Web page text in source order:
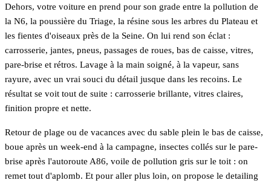
Dehors, votre voiture en prend pour son grade entre la pollution de
la N6, la poussière du Triage, la résine sous les arbres du Plateau et
les fientes d'oiseaux près de la Seine. On lui rend son éclat :
carrosserie, jantes, pneus, passages de roues, bas de caisse, vitres,
pare-brise et rétros. Lavage à la main soigné, à la vapeur, sans
rayure, avec un vrai souci du détail jusque dans les recoins. Le
résultat se voit tout de suite : carrosserie brillante, vitres claires,
finition propre et nette.
Retour de plage ou de vacances avec du sable plein le bas de caisse,
boue après un week-end à la campagne, insectes collés sur le pare-
brise après l'autoroute A86, voile de pollution gris sur le toit : on
remet tout d'aplomb. Et pour aller plus loin, on propose le detailing